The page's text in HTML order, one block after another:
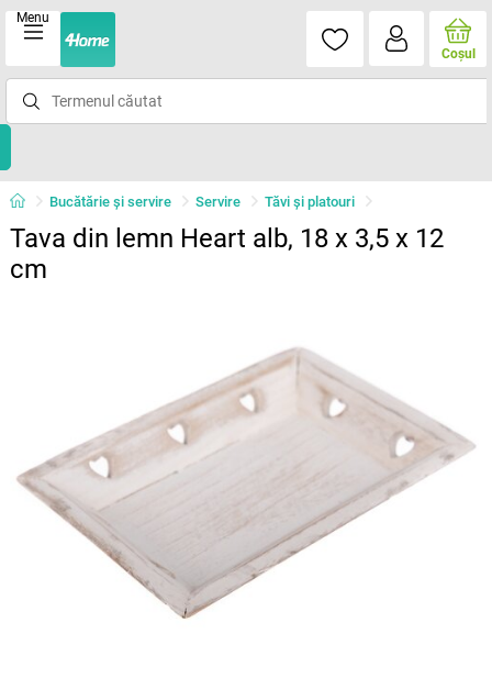
Menu
Coşul
Bucătărie și servire Servire Tăvi şi platouri
Tava din lemn Heart alb, 18 x 3,5 x 12
cm